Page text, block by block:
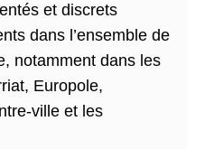
et discrets
dans l’ensemble de
notamment dans les
Europole,
ville et les